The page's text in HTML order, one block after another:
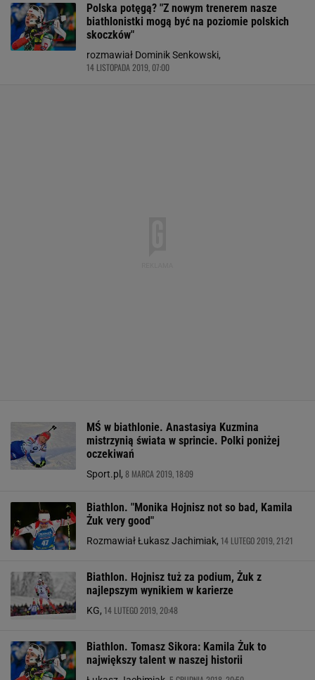
Polska potęgą? "Z nowym trenerem nasze
biathlonistki mogą być na poziomie polskich
skoczków"
rozmawiał Dominik Senkowski,
14 LISTOPADA 2019, 07:00
MŚ w biathlonie. Anastasiya Kuzmina
mistrzynią świata w sprincie. Polki poniżej
oczekiwań
Sport.pl, 8 MARCA 2019, 18:09
Biathlon. "Monika Hojnisz not so bad, Kamila
Żuk very good"
Rozmawiał Łukasz Jachimiak, 14 LUTEGO 2019, 21:21
Biathlon. Hojnisz tuż za podium, Żuk z
najlepszym wynikiem w karierze
KG, 14 LUTEGO 2019, 20:48
Biathlon. Tomasz Sikora: Kamila Żuk to
największy talent w naszej historii